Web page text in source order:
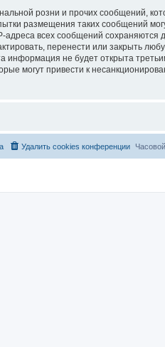
розни и прочих сообщений,
размещения таких сообщений
всех сообщений сохраняются
перенести или закрыть
информация не будет открыта
могут привести к
Удалить cookies конференции